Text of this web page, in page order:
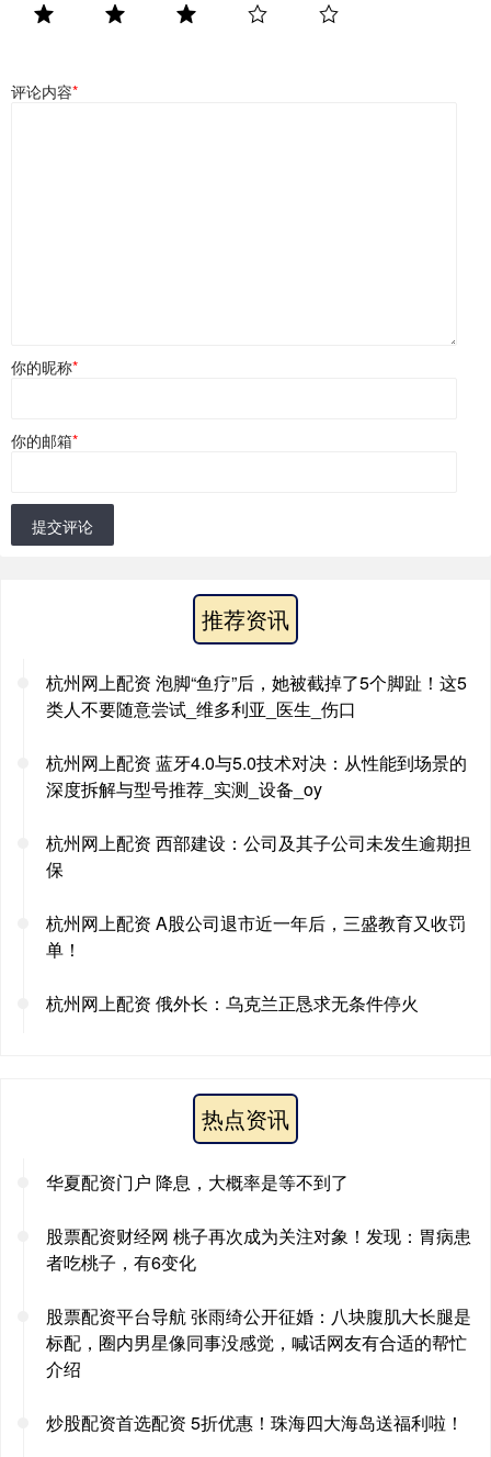
评论内容*
你的昵称*
你的邮箱*
提交评论
推荐资讯
杭州网上配资 泡脚“鱼疗”后，她被截掉了5个脚趾！这5
类人不要随意尝试_维多利亚_医生_伤口
杭州网上配资 蓝牙4.0与5.0技术对决：从性能到场景的
深度拆解与型号推荐_实测_设备_oy
杭州网上配资 西部建设：公司及其子公司未发生逾期担
保
杭州网上配资 A股公司退市近一年后，三盛教育又收罚
单！
杭州网上配资 俄外长：乌克兰正恳求无条件停火
热点资讯
华夏配资门户 降息，大概率是等不到了
股票配资财经网 桃子再次成为关注对象！发现：胃病患
者吃桃子，有6变化
股票配资平台导航 张雨绮公开征婚：八块腹肌大长腿是
标配，圈内男星像同事没感觉，喊话网友有合适的帮忙
介绍
炒股配资首选配资 5折优惠！珠海四大海岛送福利啦！